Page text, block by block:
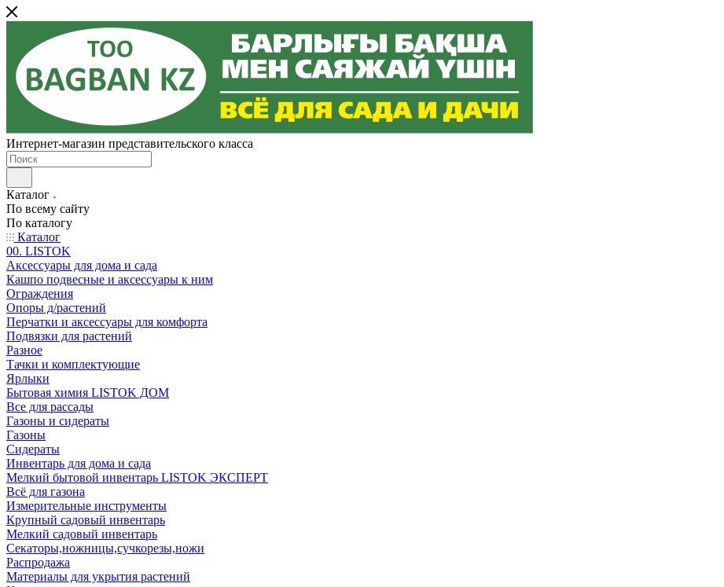
Интернет-магазин представительского класса
Каталог
По всему сайту
По каталогу
Каталог
00. LISTOK
Аксессуары для дома и сада
Кашпо подвесные и аксессуары к ним
Ограждения
Опоры д/растений
Перчатки и аксессуары для комфорта
Подвязки для растений
Разное
Тачки и комплектующие
Ярлыки
Бытовая химия LISTOK ДОМ
Все для рассады
Газоны и сидераты
Газоны
Сидераты
Инвентарь для дома и сада
Мелкий бытовой инвентарь LISTOK ЭКСПЕРТ
Всё для газона
Измерительные инструменты
Крупный садовый инвентарь
Мелкий садовый инвентарь
Секаторы,ножницы,сучкорезы,ножи
Распродажа
Материалы для укрытия растений